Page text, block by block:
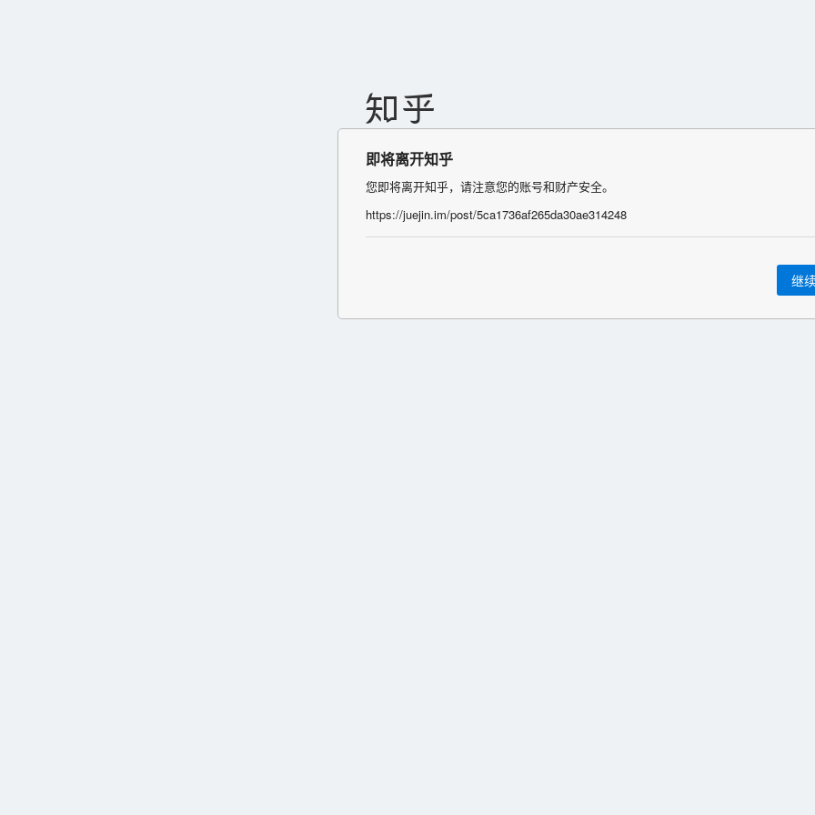
即将离开知乎
您即将离开知乎，请注意您的账号和财产安全。
https://juejin.im/post/5ca1736af265da30ae314248
继